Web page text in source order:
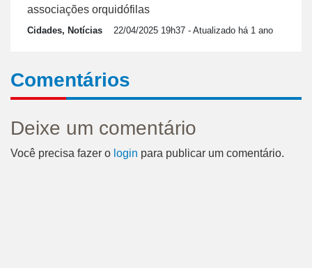
associações orquidófilas
Cidades, Notícias 22/04/2025 19h37 - Atualizado há 1 ano
Comentários
Deixe um comentário
Você precisa fazer o login para publicar um comentário.